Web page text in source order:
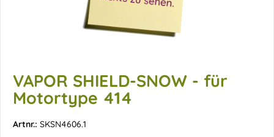
VAPOR SHIELD-SNOW - für
Motortype 414
Artnr.: SKSN4606.1